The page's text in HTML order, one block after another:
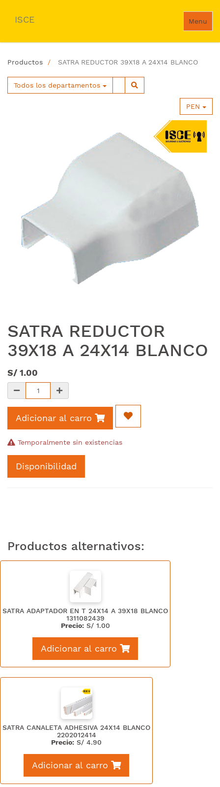
Menu
ISCE
Productos SATRA REDUCTOR 39X18 A 24X14 BLANCO
Todos los departamentos
PEN
SATRA REDUCTOR
39X18 A 24X14 BLANCO
S/ 1.00
Adicionar al carro
Temporalmente sin existencias
Disponibilidad
Productos alternativos:
SATRA ADAPTADOR EN T 24X14 A 39X18 BLANCO
1311082439
Precio: S/ 1.00
Adicionar al carro
SATRA CANALETA ADHESIVA 24X14 BLANCO
2202012414
Precio: S/ 4.90
Adicionar al carro